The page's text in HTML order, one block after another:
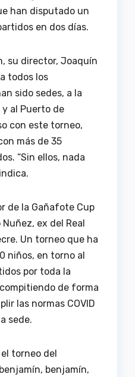
han disputado un
en dos días.
su director, Joaquín
todos los
sido sedes, a la
al Puerto de
con este torneo,
más de 35
“Sin ellos, nada
de la Gañafote Cup
ex del Real
Un torneo que ha
niños, en torno al
por toda la
de forma
las normas COVID
sede.
torneo del
benjamín,